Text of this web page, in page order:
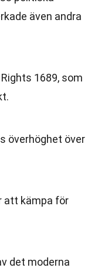
även andra
1689, som
överhöghet över
att kämpa för
det moderna